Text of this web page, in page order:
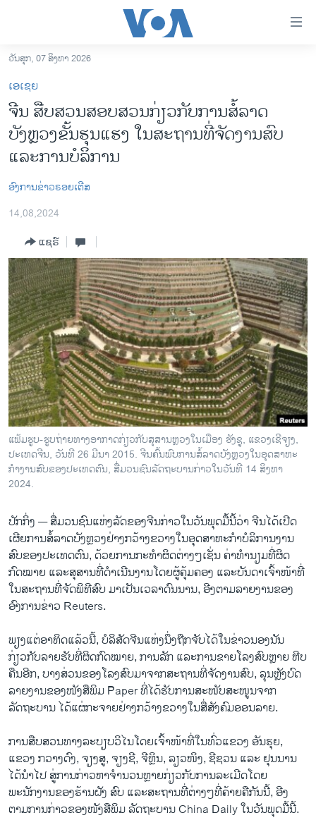
ເຂົ້າ
ຫາ
ຂ້າມ
ຂ້າມ
ຂ້າມ
ໄປ
ຫາ
ຊອກ
ລາວ
ອາເມຣິກາ
ການເລືອກຕັ້ງ ປະທານາທີບໍດີ ສະຫະລັດ 2024
ອິດສະຫຼະພາບດ້ານການຂ່າວ
ຊີວິດຊາວລາວ
ຊຸມຊົນຊາວລາວ
ວິທະຍາສາດ-ເທັກໂນໂລຈີ
ທຸລະກິດ
ພາສາອັງກິດ
ວີດີໂອ
ສຽງ
ລາຍການກະຈາຍສຽງ
ລາຍງານ
ຕິດຕາມພວກເຮົາ ທີ່
ພາສາຕ່າງໆ
ວັນສຸກ, 07 ສິງຫາ 2026
ເອເຊຍ
ຈີນ ສືບສວນສອບສວນກ່ຽວກັບການສໍ້ລາດ
ບັງຫຼວງຂັ້ນຮຸນແຮງ ໃນສະຖານທີ່ຈັດງານສົບ
ແລະການບໍລິການ
ອົງການຂ່າວຣອຍເຕີສ
14,08,2024
ແຊຣ໌
ແຟ້ມຮູບ-ຮູບຖ່າຍທາງອາກາດກ່ຽວກັບສຸສານຫຼວງໃນເມືອງ ຮັງຊູ, ແຂວງເຊີຈຽງ,
ປະເທດຈີນ, ວັນທີ 26 ມີນາ 2015. ຈີນຄົ້ນພົບການສໍ້ລາດບັງຫຼວງໃນອຸດສາຫະ
ກໍາງານສົບຂອງປະເທດຕົນ, ສື່ມວນຊົນລັດຖະບານກ່າວໃນວັນທີ 14 ສິງຫາ
2024.
ປັກກິ່ງ —ສື່​ມວນ​ຊົນ​ແຫ່ງ​ລັດຂອງຈີນ​ກ່າວໃນ​ວັນ​ພຸດ​ມື້​ນີ້​ວ່າ ຈີນ​ໄດ້​ເປີດ​
ເຜີຍ​ການ​ສໍ້​ລາດ​ບັງ​ຫຼວງ​ຢ່າງ​ກວ້າງຂວາງ​ໃນ​ອຸດສາ​ຫະກຳ​ບໍ​ລິ​ການ​ງານ​
ສົບ​ຂອງປະເທດ​ຕົນ, ດ້ວຍ​ການ​ກະທຳ​ຜິດຕ່າງໆ​ເຊັ່ນ ​ຄ່າ​ທຳນຽມທີ່​ຜິດ​
ກົດໝາຍ ​ແລະ​ສຸສານ​ທີ່​ດໍາເນີນງານໂດຍ​ຜູ້​ຄຸ້ມ​ຄອງ ​ແລະ​ບັນດາເຈົ້າ​ໜ້າ​ທີ່​
ໃນສະຖານທີ່ຈັດ​ພິທີ​ສົບ​ ມາເປັນເວລາ​ດົນ​ນານ, ອີງຕາມລາຍງານຂອງ
ອົງການຂ່າວ Reuters.
ພຽງແຕ່ອາທິດແລ້ວນີ້, ບໍລິສັດຈີນແຫ່ງ​ນຶ່ງ​ຖືກ​ຈັບ​ໄດ້ໃນ​ຂ່າວນອງ​ນັນ
ກ່ຽວກັບລາຍຮັບທີ່ຜິດກົດໝາຍ, ການລັກ ແລະການຂາຍໂລງສົບຫຼາຍ ຫີບ
ຄືນອີກ, ບາງສ່ວນຂອງໂລງສົບມາຈາກສະຖານທີ່ຈັດງານສົບ, ລຸນຫຼັງບົດ
ລາຍງານຂອງໜັງສືພິມ Paper ທີ່ໄດ້ຮັບການສະໜັບສະໜູນຈາກ
ລັດຖະບານ ໄດ້​ແຜ່​ກະ​ຈາຍຢ່າງກວ້າງຂວາງໃນສື່ສັງຄົມອອນລາຍ.
ການສືບສວນທາງລະບຽບວິໄນໂດຍເຈົ້າໜ້າທີ່ໃນທົ່ວແຂວງ ອັນຮຸຍ,
ແຂວງ ກວາງດົງ, ຈຽງສູ, ຈຽງຊີ, ຈີຫຼິນ, ລຽວໜິງ, ຊີຊວນ ແລະ ຢຸນນານ
ໄດ້ນໍາໄປ ສູ່ການກ່າວຫາຈໍານວນຫຼາຍກ່ຽວກັບການລະເມີດໂດຍ
ພະນັກງານຂອງຮ້ານຝັງ ສົບ ແລະສະຖານທີ່ຕ່າງໆທີ່ຄ້າຍຄືກັນນີ້, ອີງ
ຕາມການກ່າວຂອງໜັງສືພິມ ລັດຖະບານ China Daily ໃນວັນພຸດມື້ນີ້.